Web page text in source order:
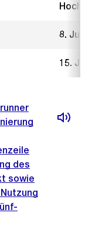
8. Juni
15.
des
sowie